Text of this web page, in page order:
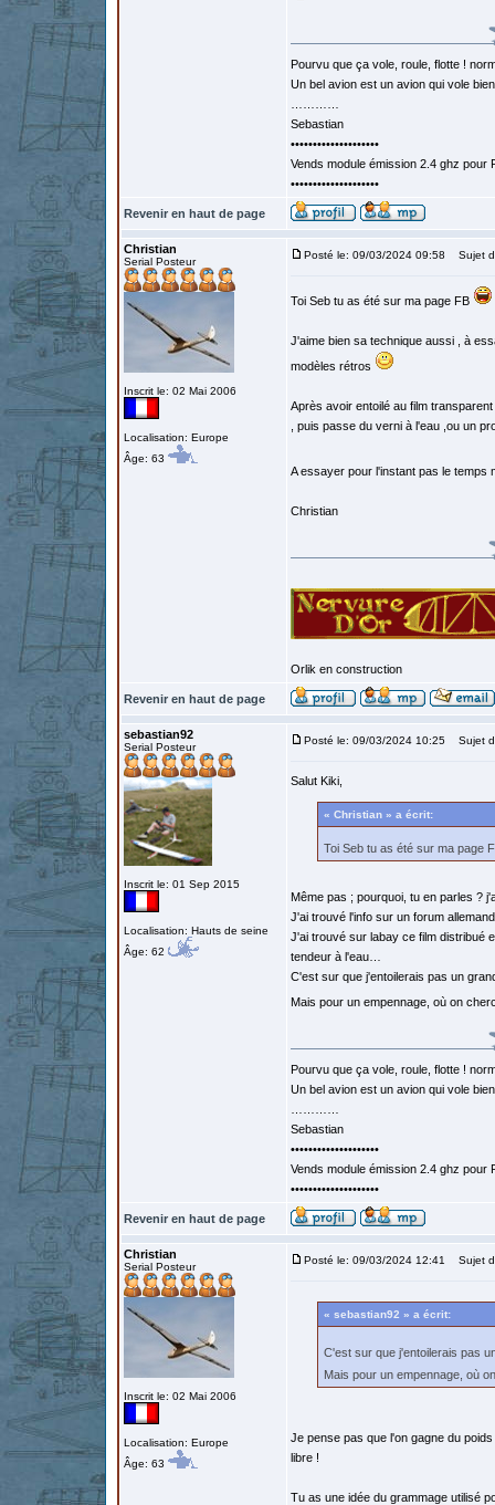
Pourvu que ça vole, roule, flotte !
Un bel avion est un avion qui vole
Sebastian
••••••••••••••••••••
Vends module émission 2.4 ghz
••••••••••••••••••••
Revenir en haut de page
Christian
Serial Posteur
Inscrit le: 02 Mai 2006
Localisation: Europe
Âge: 63
Posté le: 09/03/2024 09:58 Sujet
Toi Seb tu as été sur ma page FB
J'aime bien sa technique aussi , à
modèles rétros
Après avoir entoilé au film
, puis passe du verni à l'eau ,ou un
A essayer pour l'instant pas le temps
Christian
Orlik en construction
Revenir en haut de page
sebastian92
Serial Posteur
Inscrit le: 01 Sep 2015
Localisation: Hauts de seine
Âge: 62
Posté le: 09/03/2024 10:25 Sujet
Salut Kiki,
« Christian » a écrit:
Toi Seb tu as été sur ma page
Même pas ; pourquoi, tu en parles ?
J'ai trouvé l'info sur un forum
J'ai trouvé sur labay ce film distribué
tendeur à l'eau…
C'est sur que j'entoilerais pas un
Mais pour un empennage, où on
Pourvu que ça vole, roule, flotte !
Un bel avion est un avion qui vole
Sebastian
••••••••••••••••••••
Vends module émission 2.4 ghz
••••••••••••••••••••
Revenir en haut de page
Christian
Serial Posteur
Inscrit le: 02 Mai 2006
Localisation: Europe
Âge: 63
Posté le: 09/03/2024 12:41 Sujet
« sebastian92 » a écrit:
C'est sur que j'entoilerais pas
Mais pour un empennage, où
Je pense pas que l'on gagne du
libre !
Tu as une idée du grammage utilisé